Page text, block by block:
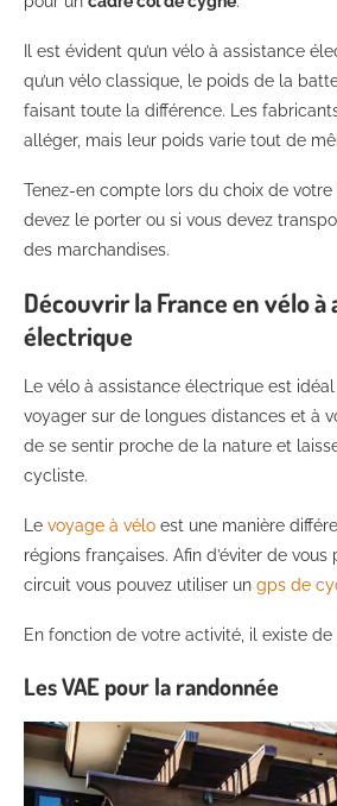
Il est évident qu’un vélo à assistance
qu’un vélo classique, le poids de la
faisant toute la différence. Les
alléger, mais leur poids varie tout de
Tenez-en compte lors du choix de votre
devez le porter ou si vous devez
des marchandises.
Découvrir la France en vélo à
électrique
Le vélo à assistance électrique est
voyager sur de longues distances et à
de se sentir proche de la nature et
cycliste.
Le voyage à vélo est une manière
régions françaises. Afin d’éviter de
circuit vous pouvez utiliser un gps de
En fonction de votre activité, il existe
Les VAE pour la randonnée